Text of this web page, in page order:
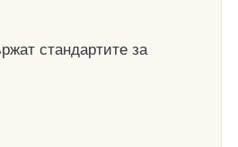
стандартите за